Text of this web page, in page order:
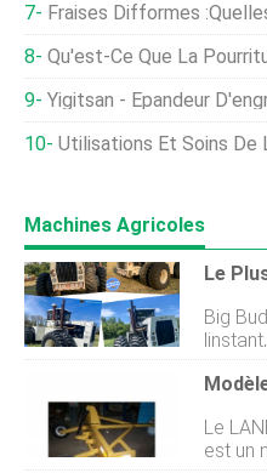
Fraises Difformes :quelles Sont
Qu'est-Ce Que La Pourriture
Yigitsan - Épandeur
Utilisations Et Soins De L'aubergine
Machines Agricoles
Big
nord-
chez
Buds! Les gros tracteurs sont cool
en eux-
Le
est un